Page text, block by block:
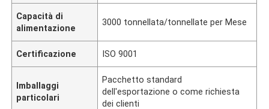
Capacità di
alimentazione
3000 tonnellata/tonnellate per Mese
Certificazione ISO 9001
Imballaggi
particolari
Pacchetto standard
dell'esportazione o come richiesta
dei clienti